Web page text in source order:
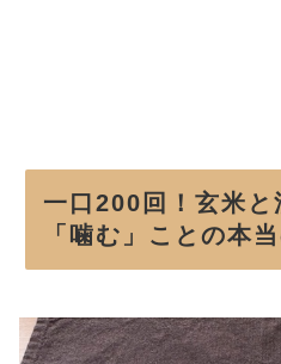
一口200回！玄米
「噛む」ことの本